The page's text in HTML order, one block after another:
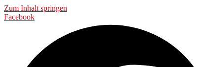
Zum Inhalt springen
Facebook